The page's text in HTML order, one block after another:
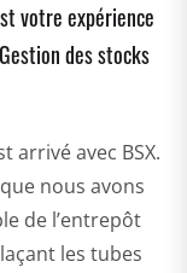
votre expérience
des stocks
arrivé avec BSX.
nous avons
de l’entrepôt
les tubes